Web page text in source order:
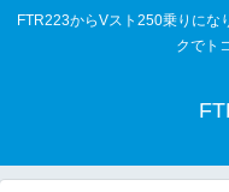
FTR223からVスト250乗りにな
クでト